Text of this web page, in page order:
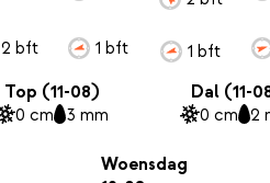
2 bft 1 bft 1 bft
Top (11-08)
0 cm 3 mm
Dal (11-
0 cm 2
Woensdag